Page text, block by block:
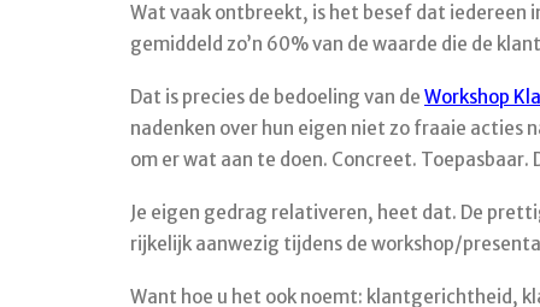
Wat vaak ontbreekt, is het besef dat iedereen
gemiddeld zo’n 60% van de waarde die de
Dat is precies de bedoeling van de Workshop
nadenken over hun eigen niet zo fraaie acties
om er wat aan te doen. Concreet. Toepasbaar.
Je eigen gedrag relativeren, heet dat. De
rijkelijk aanwezig tijdens de workshop/
Want hoe u het ook noemt: klantgerichtheid,